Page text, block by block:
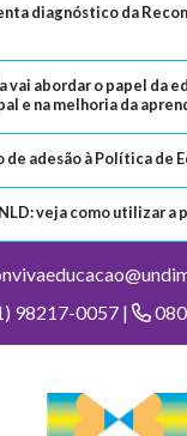
diagnóstico da
abordar o papel da
e na melhoria da
de adesão à Política de
veja como utilizar a
98217-0057 |